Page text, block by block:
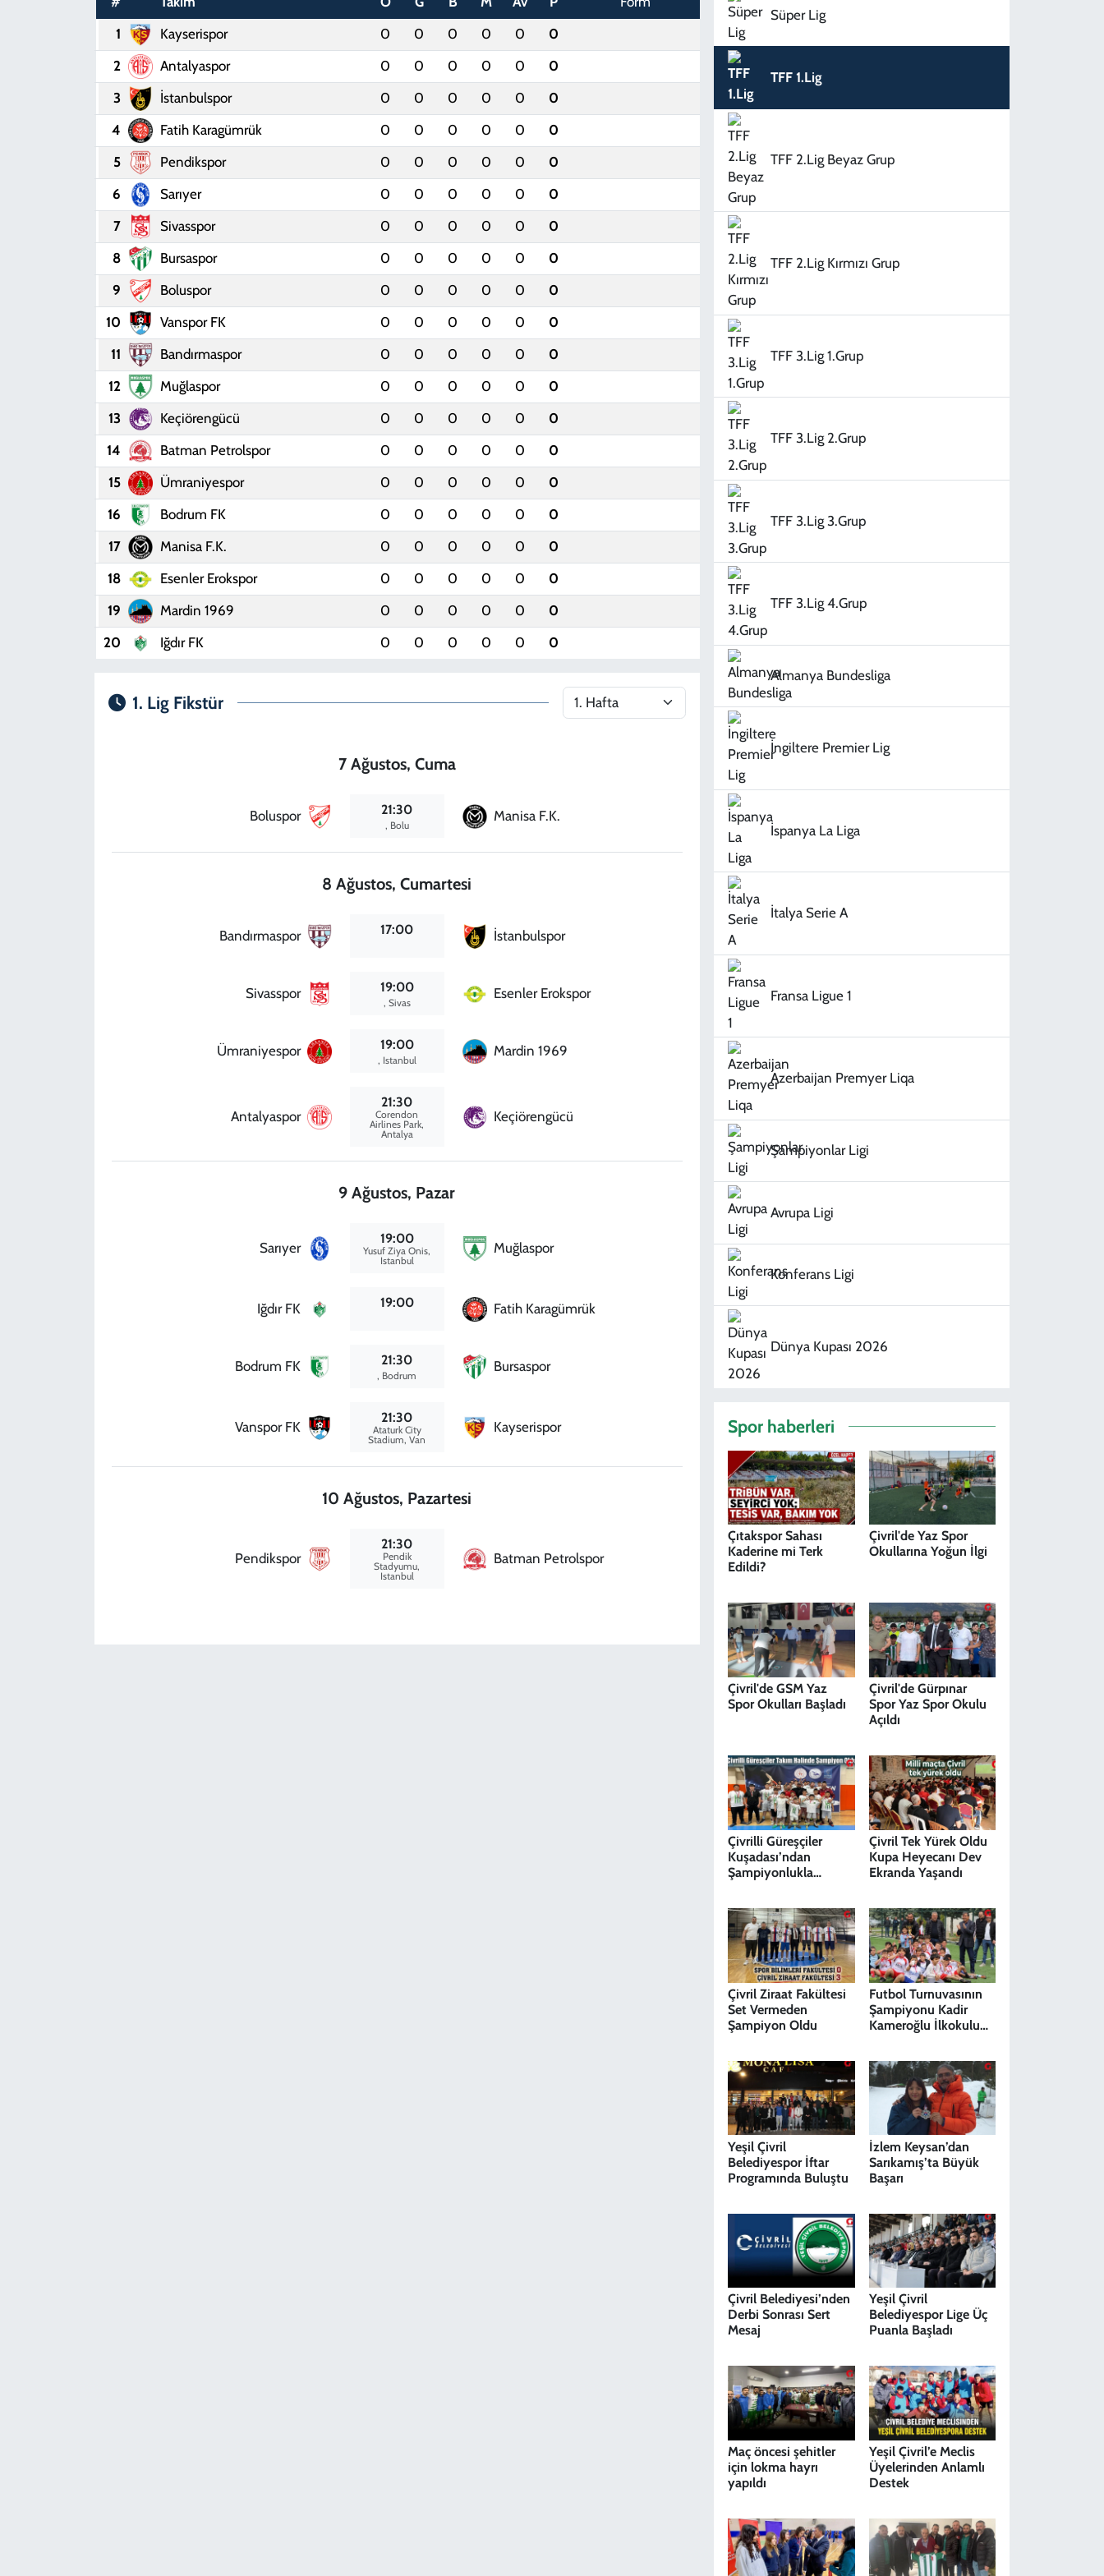
1
Kayserispor 0 0 0 0 0
0
2
Antalyaspor 0 0 0 0 0
0
3
İstanbulspor 0 0 0 0 0
0
4
Fatih Karagümrük 0 0 0 0 0
0
5
Pendikspor 0 0 0 0 0
0
6
Sarıyer 0 0 0 0 0
0
7
Sivasspor 0 0 0 0 0
0
8
Bursaspor 0 0 0 0 0
0
9
Boluspor 0 0 0 0 0
0
10
Vanspor FK 0 0 0 0 0
0
11
Bandırmaspor 0 0 0 0 0
0
12
Muğlaspor 0 0 0 0 0
0
13
Keçiörengücü 0 0 0 0 0
0
14
Batman Petrolspor 0 0 0 0 0
0
15
Ümraniyespor 0 0 0 0 0
0
16
Bodrum FK 0 0 0 0 0
0
17
Manisa F.K. 0 0 0 0 0
0
18
Esenler Erokspor 0 0 0 0 0
0
19
Mardin 1969 0 0 0 0 0
0
20
Iğdır FK 0 0 0 0 0 0
1. Lig Fikstür
7 Ağustos, Cuma
Boluspor 21:30
, Bolu
Manisa F.K.
8 Ağustos, Cumartesi
Bandırmaspor 17:00 İstanbulspor
Sivasspor 19:00
, Sivas
Esenler Erokspor
Ümraniyespor 19:00
, Istanbul
Mardin 1969
Antalyaspor
21:30
Corendon
Airlines Park,
Antalya
Keçiörengücü
9 Ağustos, Pazar
Sarıyer
19:00
Yusuf Ziya Onis,
Istanbul
Muğlaspor
Iğdır FK 19:00 Fatih Karagümrük
Bodrum FK 21:30
, Bodrum
Bursaspor
Vanspor FK
21:30
Ataturk City
Stadium, Van
Kayserispor
10 Ağustos, Pazartesi
Pendikspor
21:30
Pendik
Stadyumu,
Istanbul
Batman Petrolspor
Süper Lig
TFF 1.Lig
TFF 2.Lig Beyaz Grup
TFF 2.Lig Kırmızı Grup
TFF 3.Lig 1.Grup
TFF 3.Lig 2.Grup
TFF 3.Lig 3.Grup
TFF 3.Lig 4.Grup
Almanya Bundesliga
İngiltere Premier Lig
İspanya La Liga
İtalya Serie A
Fransa Ligue 1
Azerbaijan Premyer Liqa
Şampiyonlar Ligi
Avrupa Ligi
Konferans Ligi
Dünya Kupası 2026
Spor haberleri
Çıtakspor Sahası
Kaderine mi Terk
Edildi?
Çivril'de Yaz Spor
Okullarına Yoğun İlgi
Çivril'de GSM Yaz
Spor Okulları Başladı
Çivril'de Gürpınar
Spor Yaz Spor Okulu
Açıldı
Çivrilli Güreşçiler
Kuşadası’ndan
Şampiyonlukla
Çivril Tek Yürek Oldu
Kupa Heyecanı Dev
Ekranda Yaşandı
Çivril Ziraat Fakültesi
Set Vermeden
Şampiyon Oldu
Futbol Turnuvasının
Şampiyonu Kadir
Kameroğlu İlkokulu
Yeşil Çivril
Belediyespor İftar
Programında Buluştu
İzlem Keysan’dan
Sarıkamış’ta Büyük
Başarı
Çivril Belediyesi’nden
Derbi Sonrası Sert
Mesaj
Yeşil Çivril
Belediyespor Lige Üç
Puanla Başladı
Maç öncesi şehitler
için lokma hayrı
yapıldı
Yeşil Çivril’e Meclis
Üyelerinden Anlamlı
Destek
TEKNOLOJİ